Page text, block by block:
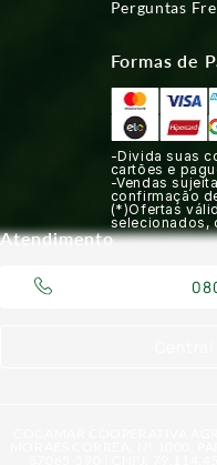
Perguntas
Formas de
-Divida suas
cartões e
-Vendas
confirmação
(*)Ofertas
selecionados,
Atendimento